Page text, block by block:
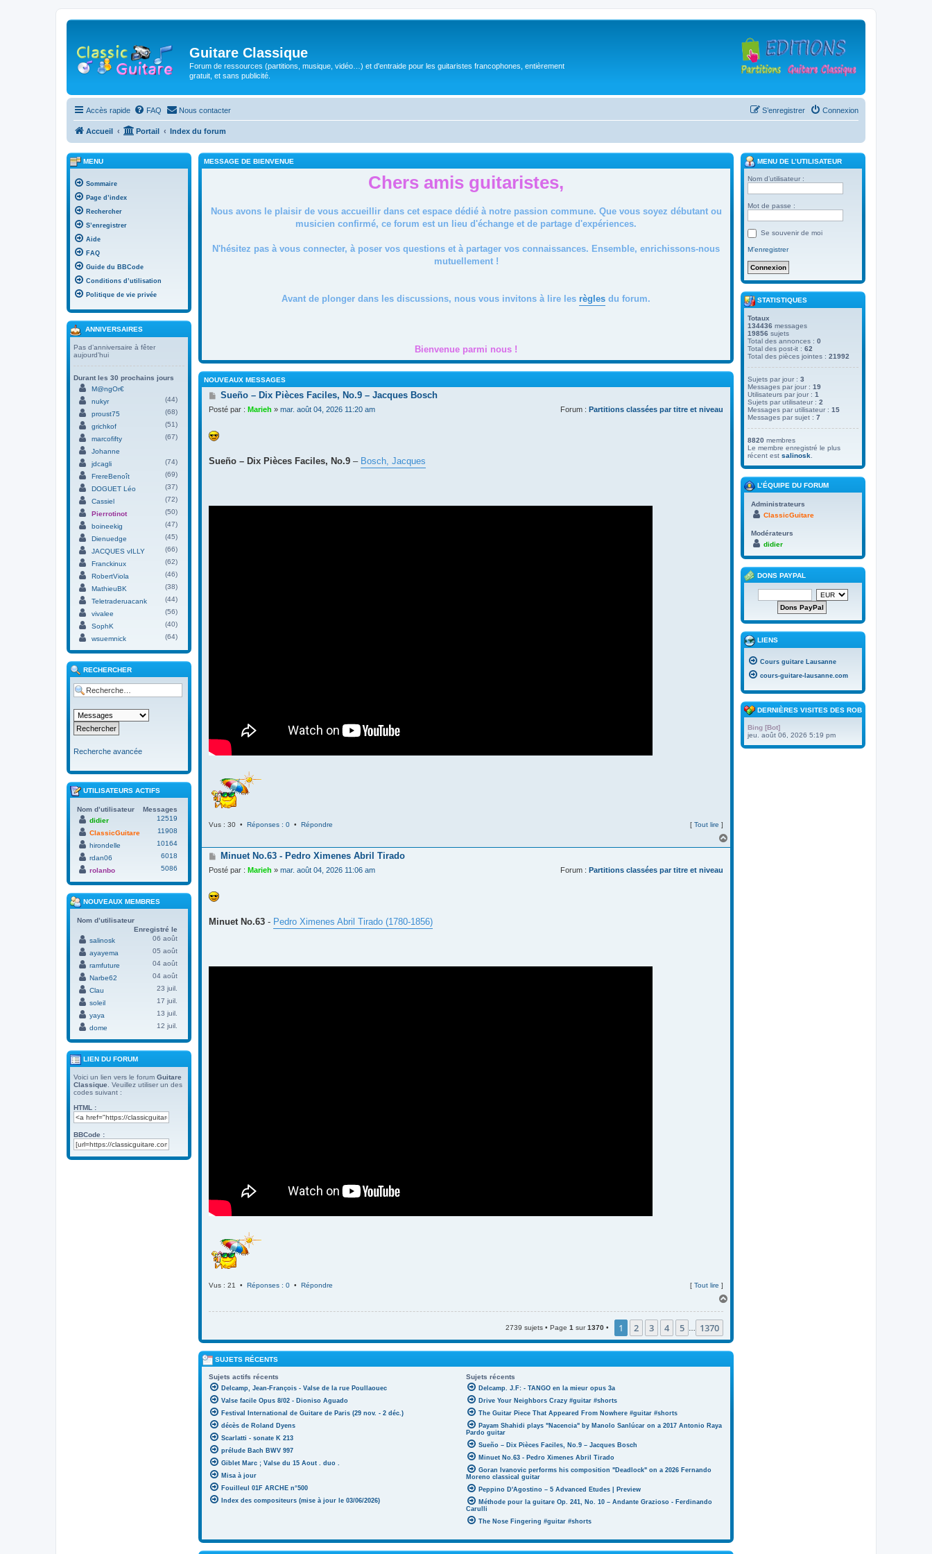
Guitare Classique
Forum de ressources (partitions, musique, vidéo…) et d'entraide pour les guitaristes francophones, entièrement
gratuit, et sans publicité.
Accès rapide FAQ Nous contacter Connexion
S’enregistrer
Accueil Portail Index du forum
MESSAGE DE BIENVENUE
Chers amis guitaristes,
Nous avons le plaisir de vous accueillir dans cet espace dédié à notre passion commune. Que vous soyez débutant ou
musicien confirmé, ce forum est un lieu d'échange et de partage d'expériences.
N'hésitez pas à vous connecter, à poser vos questions et à partager vos connaissances. Ensemble, enrichissons-nous
mutuellement !
Avant de plonger dans les discussions, nous vous invitons à lire les règles du forum.
Bienvenue parmi nous !
NOUVEAUX MESSAGES
M
s
a
g
Sueño – Dix Pièces Faciles, No.9 – Jacques Bosch
Posté par : Marieh » mar. août 04, 2026 11:20 am Forum : Partitions classées par titre et niveau
Sueño – Dix Pièces Faciles, No.9 – Bosch, Jacques
Vus : 30 • Réponses : 0 • Répondre [ Tout lire ]
a
M
s
a
g
Minuet No.63 - Pedro Ximenes Abril Tirado
Posté par : Marieh » mar. août 04, 2026 11:06 am Forum : Partitions classées par titre et niveau
Minuet No.63 - Pedro Ximenes Abril Tirado (1780-1856)
Vus : 21 • Réponses : 0 • Répondre [ Tout lire ]
2739 sujets • Page 1 sur1370 • 1 2 3 4 5 1370
SUJETS RÉCENTS
Sujets actifs récents Sujets récents
Delcamp, Jean-François - Valse de la rue Poullaouec
Valse facile Opus 8/02 - Dioniso Aguado
Festival International de Guitare de Paris (29 nov. - 2 déc.)
décès de Roland Dyens
Scarlatti - sonate K 213
prélude Bach BWV 997
Giblet Marc ; Valse du 15 Aout . duo .
Misa à jour
Fouilleul 01F ARCHE n°500
Index des compositeurs (mise à jour le 03/06/2026)
Delcamp. J.F: - TANGO en la mieur opus 3a
Drive Your Neighbors Crazy #guitar #shorts
The Guitar Piece That Appeared From Nowhere #guitar #shorts
Payam Shahidi plays "Nacencia" by Manolo Sanlúcar on a 2017 Antonio Raya
Pardo guitar
Sueño – Dix Pièces Faciles, No.9 – Jacques Bosch
Minuet No.63 - Pedro Ximenes Abril Tirado
Goran Ivanovic performs his composition "Deadlock" on a 2026 Fernando
Moreno classical guitar
Peppino D'Agostino – 5 Advanced Etudes | Preview
Méthode pour la guitare Op. 241, No. 10 – Andante Grazioso - Ferdinando
Carulli
The Nose Fingering #guitar #shorts
MENU
Sommaire
Page d’index
Rechercher
S’enregistrer
Aide
FAQ
Guide du BBCode
Conditions d’utilisation
Politique de vie privée
ANNIVERSAIRES
Pas d’anniversaire à fêter
aujourd’hui
Durant les 30 prochains jours
M@ngOr€
nukyr
(44)
proust75
(68)
grichkof
(51)
marcofifty
(67)
Johanne
jdcagli
(74)
FrereBenoît
(69)
DOGUET Léo
(37)
Cassiel
(72)
Pierrotinot
(50)
boineekig
(47)
Dienuedge
(45)
JACQUES vILLY
(66)
Franckinux
(62)
RobertViola
(46)
MathieuBK
(38)
Teletraderuacank
(44)
vivalee
(56)
SophK
(40)
wsuemnick
(64)
RECHERCHER
Recherche avancée
UTILISATEURS ACTIFS
Nom d’utilisateur
Messages
didier
12519
ClassicGuitare
11908
hirondelle
10164
rdan06
6018
rolanbo
5086
NOUVEAUX MEMBRES
Nom d’utilisateur
Enregistré le
salinosk
06 août
ayayema
05 août
ramfuture
04 août
Narbe62
04 août
Clau
23 juil.
soleil
17 juil.
yaya
13 juil.
dome
12 juil.
LIEN DU FORUM
Voici un lien vers le forum Guitare
Classique . Veuillez utiliser un des
codes suivant :
HTML :
BBCode :
MENU DE L’UTILISATEUR
Nom d’utilisateur :
Mot de passe :
Se souvenir de moi
M’enregistrer
STATISTIQUES
Totaux
134436 messages
19856 sujets
Total des annonces : 0
Total des post-it : 62
Total des pièces jointes : 21992
Sujets par jour : 3
Messages par jour : 19
Utilisateurs par jour : 1
Sujets par utilisateur : 2
Messages par utilisateur : 15
Messages par sujet : 7
8820 membres
Le membre enregistré le plus
récent est salinosk
L’ÉQUIPE DU FORUM
Administrateurs
ClassicGuitare
Modérateurs
didier
DONS PAYPAL
LIENS
Cours guitare Lausanne
cours-guitare-lausanne.com
DERNIÈRES VISITES DES ROBOTS
Bing [Bot]
jeu. août 06, 2026 5:19 pm